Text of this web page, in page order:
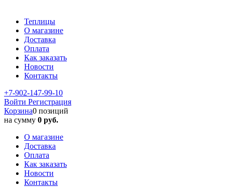
Теплицы
О магазине
Доставка
Оплата
Как заказать
Новости
Контакты
+7-902-147-99-10
Войти Регистрация
Корзина0 позиций
на сумму 0 руб.
О магазине
Доставка
Оплата
Как заказать
Новости
Контакты